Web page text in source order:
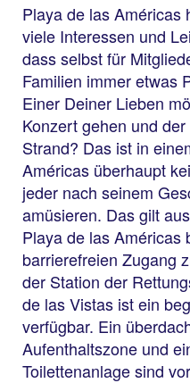
Playa de las Américas
viele Interessen und
dass selbst für
Familien immer etwas
Einer Deiner Lieben
Konzert gehen und
Strand? Das ist in
Américas überhaupt
jeder nach seinem
amüsieren. Das gilt
Playa de las Américas
barrierefreien Zugang
der Station der
de las Vistas ist ein
verfügbar. Ein
Aufenthaltszone und
Toilettenanlage sind